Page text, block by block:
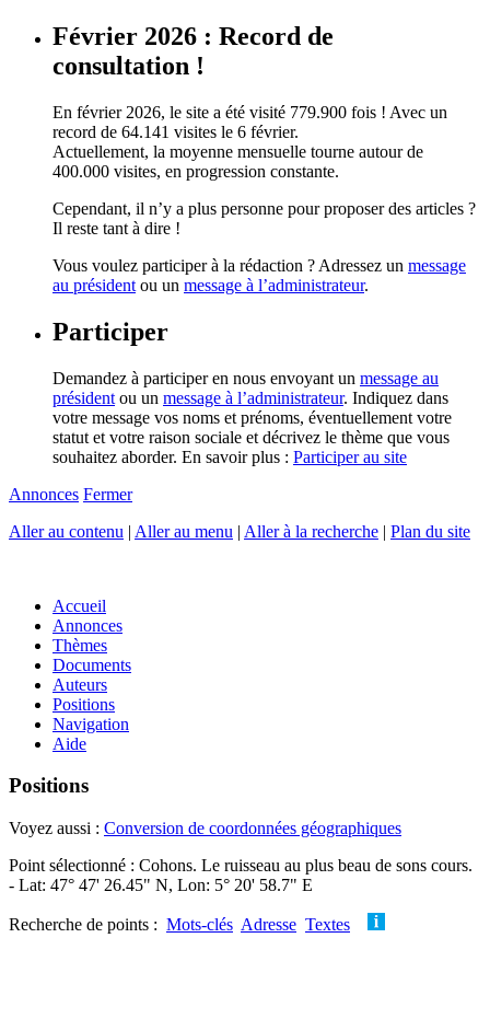
Février 2026 : Record de
consultation !
En février 2026, le site a été visité 779.900 fois ! Avec un
record de 64.141 visites le 6 février.
Actuellement, la moyenne mensuelle tourne autour de
400.000 visites, en progression constante.
Cependant, il n’y a plus personne pour proposer des articles ?
Il reste tant à dire !
Vous voulez participer à la rédaction ? Adressez un message
au président ou un message à l’administrateur.
Participer
Demandez à participer en nous envoyant un message au
président ou un message à l’administrateur. Indiquez dans
votre message vos noms et prénoms, éventuellement votre
statut et votre raison sociale et décrivez le thème que vous
souhaitez aborder. En savoir plus : Participer au site
Annonces Fermer
Aller au contenu | Aller au menu | Aller à la recherche | Plan du site
Accueil
Annonces
Thèmes
Documents
Auteurs
Positions
Navigation
Aide
Positions
Voyez aussi : Conversion de coordonnées géographiques
Point sélectionné : Cohons. Le ruisseau au plus beau de sons cours.
- Lat: 47° 47' 26.45" N, Lon: 5° 20' 58.7" E
Recherche de points : Mots-clés Adresse Textes